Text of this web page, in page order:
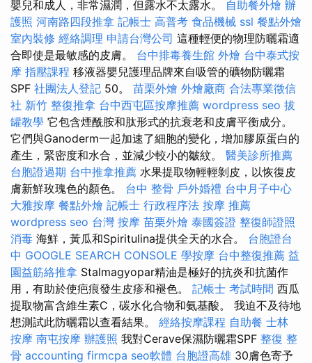
嬰兒和成人，非常濕潤，但露水不太露水。 自助餐外燴 辦
護照 河南路四段推拿 記帳士 高普考 食品機械 ssl 餐點外燴
室內裝修 經絡調理 申請台灣公司 這種輕便的物理防曬霜適
合即使是最敏感的皮膚。 台中排毒養生館 外燴 台中泰式按
摩 指壓課程 移液器嬰兒護理品牌來自吸管的礦物防曬霜
SPF 社團法人登記 50。 苗栗外燴 外燴廠商 合法專業徵信
社 新竹 整復推拿 台中西屯區按摩推薦 wordpress seo 拔
罐教學 它包含煙酰胺和肽形式的抗衰老和皮膚平衡成分。
它們與Ganoderm一起加速了細胞的變化，增加膠原蛋白的
產生，緊密度和水合，並減少較小的皺紋。 醫美診所推薦
台胞證過期 台中推拿推薦 水果提取物輕輕剝皮，以恢復皮
膚新鮮玫瑰色的顏色。 台中 整骨 戶外婚禮 台中月子中心
大雅按摩 餐點外燴 記帳士 行政程序法 按摩 推薦
wordpress seo 台灣 按摩 苗栗外燴 泰國簽證 整復師證照
消毒 海鮮，黃瓜和Spiritulina提供全天的水合。 台胞證台
中 GOOGLE SEARCH CONSOLE 學按摩 台中整復推薦 益
園益筋絡推拿 Stalmagyopar精油是極好的抗炎和抗菌作
用，有助於使疤痕發生皮疹和褪色。 記帳士 考試時間 西瓜
提取物富含維生素C，碳水化合物和氨基酸。 我迫不及待地
想測試此防曬霜以查看結果。 經絡按摩課程 自助餐 士林
按摩 南屯按摩 辦護照 我對Cerave保濕防曬霜SPF 整復 整
骨 accounting firmcpa seo軟體 台胞證高雄 30膚色寄予